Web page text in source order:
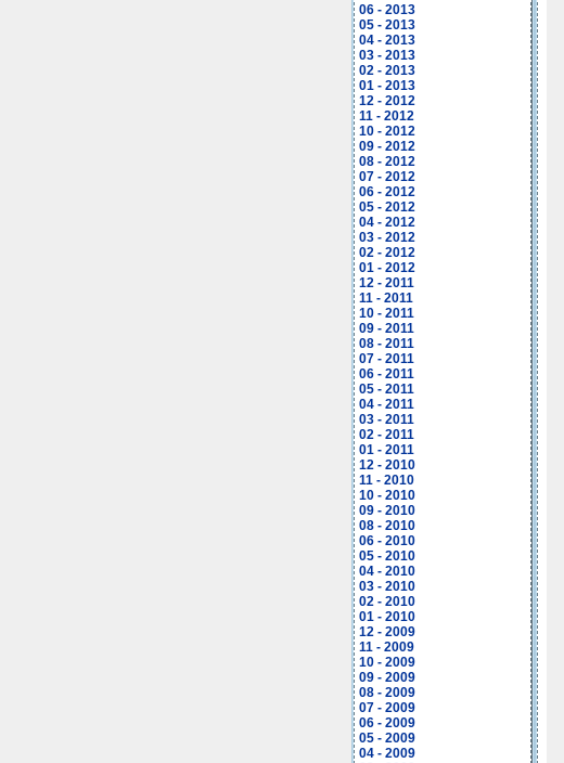
06 - 2013
05 - 2013
04 - 2013
03 - 2013
02 - 2013
01 - 2013
12 - 2012
11 - 2012
10 - 2012
09 - 2012
08 - 2012
07 - 2012
06 - 2012
05 - 2012
04 - 2012
03 - 2012
02 - 2012
01 - 2012
12 - 2011
11 - 2011
10 - 2011
09 - 2011
08 - 2011
07 - 2011
06 - 2011
05 - 2011
04 - 2011
03 - 2011
02 - 2011
01 - 2011
12 - 2010
11 - 2010
10 - 2010
09 - 2010
08 - 2010
06 - 2010
05 - 2010
04 - 2010
03 - 2010
02 - 2010
01 - 2010
12 - 2009
11 - 2009
10 - 2009
09 - 2009
08 - 2009
07 - 2009
06 - 2009
05 - 2009
04 - 2009